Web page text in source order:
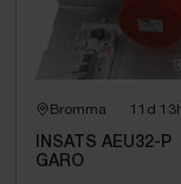
Bromma 11d
INSATS AEU32-P
GARO